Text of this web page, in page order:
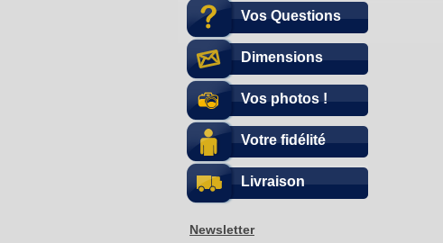
Vos Questions
Dimensions
Vos photos !
Votre fidélité
Livraison
Newsletter